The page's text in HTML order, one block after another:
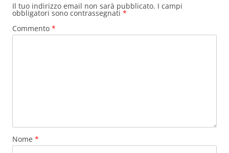
Il tuo indirizzo email non sarà pubblicato. I campi
obbligatori sono contrassegnati *
Commento *
Nome *